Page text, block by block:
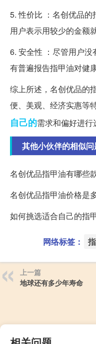
5. 性价比 ：名创优品
用户表示用较少的金额
6. 安全性 ：尽管用户
有普遍报告指甲油对健
综上所述，名创优品的
便、美观、经济实惠等
自己的需求和偏好进行
其他小伙伴的相似问
名创优品指甲油有哪些
名创优品指甲油价格是
如何挑选适合自己的指
网络标签：
上一篇
地球还有多少年寿命